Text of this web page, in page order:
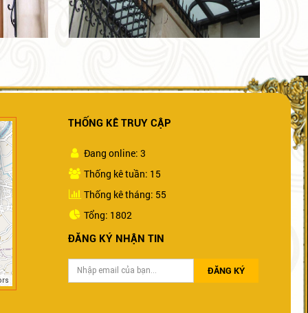
THỐNG KÊ TRUY CẬP
Đang online: 3
Thống kê tuần: 15
Thống kê tháng: 55
Tổng: 1802
ĐĂNG KÝ NHẬN TIN
ĐĂNG KÝ